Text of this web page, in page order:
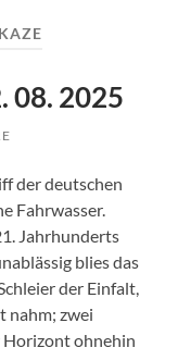
08. 2025
der deutschen
Fahrwasser.
Jahrhunderts
blies das
der Einfalt,
nahm; zwei
ohnehin